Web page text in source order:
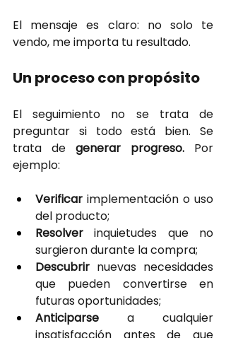
El mensaje es claro: no solo te
vendo, me importa tu resultado.
Un proceso con propósito
El seguimiento no se trata de
preguntar si todo está bien. Se
trata de
generar progreso. Por
ejemplo:
Verificar implementación o uso
del producto;
Resolver inquietudes que no
surgieron durante la compra;
Descubrir nuevas necesidades
que pueden convertirse en
futuras oportunidades;
Anticiparse a cualquier
insatisfacción antes de que